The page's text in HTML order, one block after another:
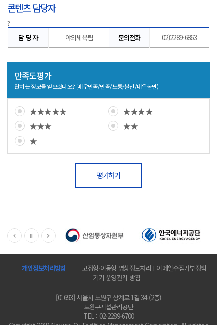
콘텐츠 담당자
?
담 당 자 야외체육팀 문의전화 02)2289-6863
만족도평가
원하는 정보를 얻으셨나요? (매우만족/만족/보통/불만/매우불만)
★★★★★
★★★★
★★★
★★
★
평가하기
개인정보처리방침
고정형·이동형 영상정보처리
기기 운영관리 방침
이메일수집거부정책
[01693] 서울시 노원구 상계로 1길 34 (2층)
노원구시설관리공단
TEL : 02-2289-6700